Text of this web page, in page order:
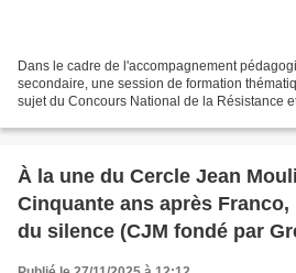
Dans le cadre de l'accompagnement
secondaire, une session de formation
sujet du Concours National de la Résistance et
À la une du Cercle Jean
Cinquante ans après
du silence (CJM fondé par